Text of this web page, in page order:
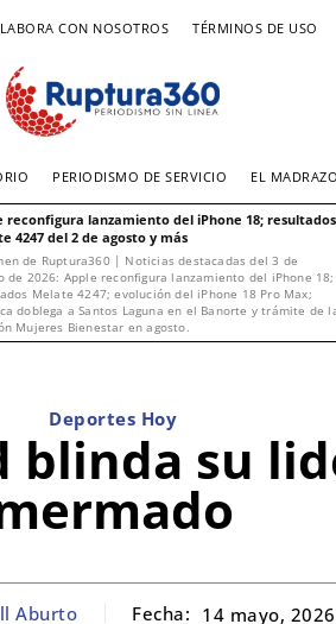
CON NOSOTROS TÉRMINOS DE USO
PERIODISMO DE SERVICIO EL MADRAZO
reconfigura lanzamiento del iPhone 18; resultados
4247 del 2 de agosto y más
de Ruptura360 | Noticias destacadas del 3 de
de 2026: Apple reconfigura lanzamiento del iPhone 18;
Melate 4247; evolución del iPhone 18 Pro Max;
doblega a Santos Laguna en el Banorte y trámite de
Mujeres Bienestar en agosto.
Deportes Hoy
blinda su
Aburto Fecha: 14 mayo, 2026